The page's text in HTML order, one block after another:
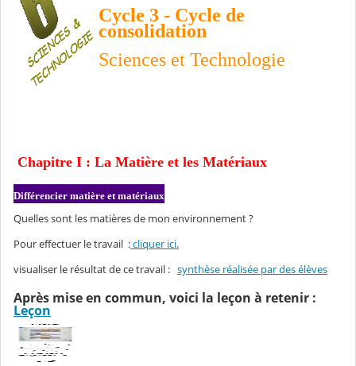
Cycle 3 - Cycle de
consolidation
Sciences et Technologie
Chapitre I : La Matière et les Matériaux
Différencier matière et matériaux
Quelles sont les matières de mon environnement ?
Pour effectuer le travail :cliquer ici.
visualiser le résultat de ce travail : synthèse réalisée par des élèves
Après mise en commun, voici la leçon à retenir :
Leçon